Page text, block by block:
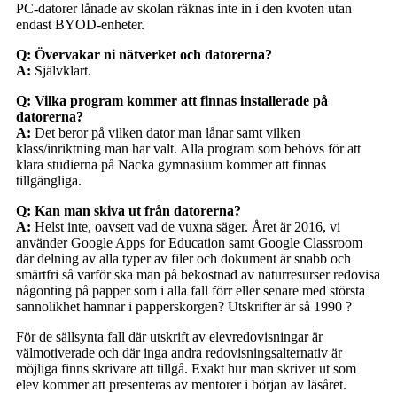
PC-datorer lånade av skolan räknas inte in i den kvoten utan
endast BYOD-enheter.
Q: Övervakar ni nätverket och datorerna?
A: Självklart.
Q: Vilka program kommer att finnas installerade på
datorerna?
A: Det beror på vilken dator man lånar samt vilken
klass/inriktning man har valt. Alla program som behövs för att
klara studierna på Nacka gymnasium kommer att finnas
tillgängliga.
Q: Kan man skiva ut från datorerna?
A: Helst inte, oavsett vad de vuxna säger. Året är 2016, vi
använder Google Apps for Education samt Google Classroom
där delning av alla typer av filer och dokument är snabb och
smärtfri så varför ska man på bekostnad av naturresurser redovisa
någonting på papper som i alla fall förr eller senare med största
sannolikhet hamnar i papperskorgen? Utskrifter är så 1990 ?
För de sällsynta fall där utskrift av elevredovisningar är
välmotiverade och där inga andra redovisningsalternativ är
möjliga finns skrivare att tillgå. Exakt hur man skriver ut som
elev kommer att presenteras av mentorer i början av läsåret.